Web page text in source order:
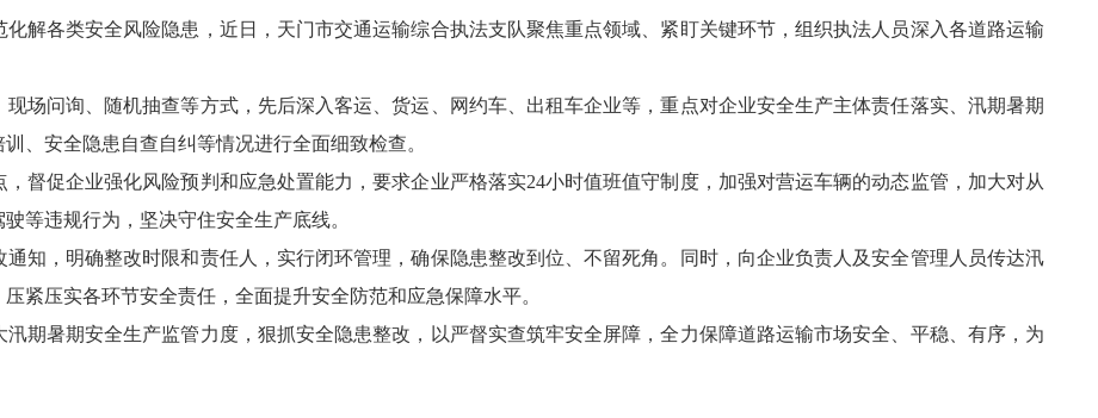
解各类安全风险隐患，近日，天门市交通运输综合执法支队聚焦重点领域、紧盯关键环节，组织执法人员深入各道路运输
场问询、随机抽查等方式，先后深入客运、货运、网约车、出租车企业等，重点对企业安全生产主体责任落实、汛期暑期
、安全隐患自查自纠等情况进行全面细致检查。
督促企业强化风险预判和应急处置能力，要求企业严格落实24小时值班值守制度，加强对营运车辆的动态监管，加大对从
等违规行为，坚决守住安全生产底线。
知，明确整改时限和责任人，实行闭环管理，确保隐患整改到位、不留死角。同时，向企业负责人及安全管理人员传达汛
紧压实各环节安全责任，全面提升安全防范和应急保障水平。
期暑期安全生产监管力度，狠抓安全隐患整改，以严督实查筑牢安全屏障，全力保障道路运输市场安全、平稳、有序，为